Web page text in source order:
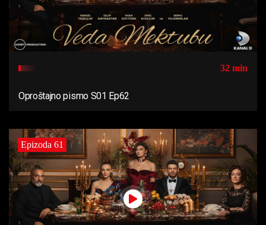
32 min
Oproštajno pismo S01 Ep62
Epizoda 61